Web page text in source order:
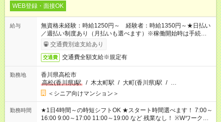
WEB登録・面接OK
給与
無資格未経験：時給1250円～ 経験者：時給1350円～★日払い
／週払い制度あり（月払いも選べます）※稼働開始時は手続き完
了次第のお支払いとなります。
交通費別途支給あり
交通費 交通費全額支給※規定有
勤務地
香川県高松市
高松(香川県)駅
/ 木太町駅 / 大町(香川県)駅 / …
＜シニア向けマンション＞
勤務時間
★1日4時間～の時短シフトOK ★スタート時間選べます！ 7:00～
16:00 9:00～17:00 11:00～19:00 など 残業なし！ ※Wワークの